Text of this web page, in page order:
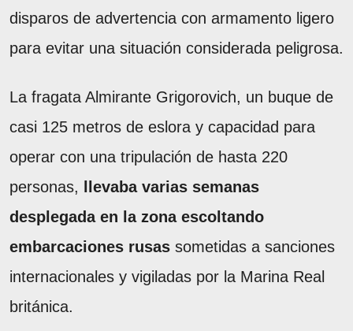
disparos de advertencia con armamento ligero
para evitar una situación considerada peligrosa.
La fragata Almirante Grigorovich, un buque de
casi 125 metros de eslora y capacidad para
operar con una tripulación de hasta 220
personas,
llevaba varias semanas
desplegada en la zona escoltando
embarcaciones rusas sometidas a sanciones
internacionales y vigiladas por la Marina Real
británica.